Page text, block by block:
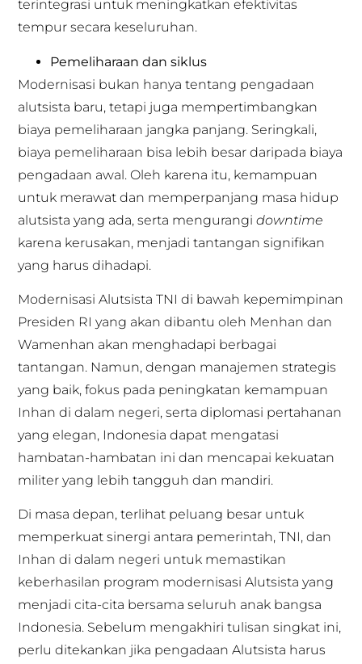
terintegrasi untuk meningkatkan efektivitas
tempur secara keseluruhan.
Pemeliharaan dan siklus
Modernisasi bukan hanya tentang pengadaan
alutsista baru, tetapi juga mempertimbangkan
biaya pemeliharaan jangka panjang. Seringkali,
biaya pemeliharaan bisa lebih besar daripada biaya
pengadaan awal. Oleh karena itu, kemampuan
untuk merawat dan memperpanjang masa hidup
alutsista yang ada, serta mengurangidowntime
karena kerusakan, menjadi tantangan signifikan
yang harus dihadapi.
Modernisasi Alutsista TNI di bawah kepemimpinan
Presiden RI yang akan dibantu oleh Menhan dan
Wamenhan akan menghadapi berbagai
tantangan. Namun, dengan manajemen strategis
yang baik, fokus pada peningkatan kemampuan
Inhan di dalam negeri, serta diplomasi pertahanan
yang elegan, Indonesia dapat mengatasi
hambatan-hambatan ini dan mencapai kekuatan
militer yang lebih tangguh dan mandiri.
Di masa depan, terlihat peluang besar untuk
memperkuat sinergi antara pemerintah, TNI, dan
Inhan di dalam negeri untuk memastikan
keberhasilan program modernisasi Alutsista yang
menjadi cita-cita bersama seluruh anak bangsa
Indonesia. Sebelum mengakhiri tulisan singkat ini,
perlu ditekankan jika pengadaan Alutsista harus